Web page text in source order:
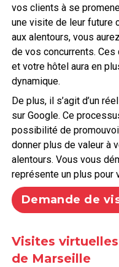
vos clients à se
une visite de leur future
aux alentours, vous
de vos concurrents. Ces
et votre hôtel aura en
dynamique.
De plus, il s’agit d’un
sur Google. Ce
possibilité de
donner plus de valeur à
alentours. Vous vous
représente un plus pour
Demande de
Visites
de Marseille